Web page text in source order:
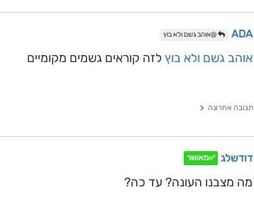
ADA @אוהב גשם ולא בוץ
אוהב גשם ולא בוץ לזה קוראים גשמים מקומיים
תגובה אחרונה
דודשלג ✅מאושר
מה מצבנו העונה? עד כה?